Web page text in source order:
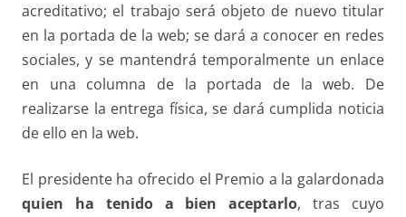
acreditativo; el trabajo será objeto de nuevo titular
en la portada de la web; se dará a conocer en redes
sociales, y se mantendrá temporalmente un enlace
en una columna de la portada de la web. De
realizarse la entrega física, se dará cumplida noticia
de ello en la web.
El presidente ha ofrecido el Premio a la galardonada
quien ha tenido a bien aceptarlo, tras cuyo